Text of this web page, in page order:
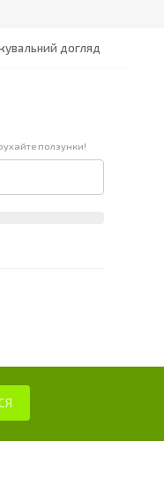
догляд
ползунки!